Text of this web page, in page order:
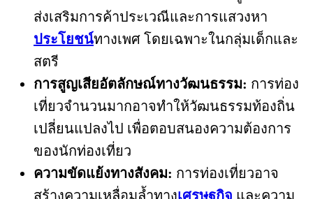
ส่งเสริมการค้าประเวณีและการแสวงหา
ประโยชน์ทางเพศ โดยเฉพาะในกลุ่มเด็กและ
สตรี
การสูญเสียอัตลักษณ์ทางวัฒนธรรม: การท่อง
เที่ยวจำนวนมากอาจทำให้วัฒนธรรมท้องถิ่น
เปลี่ยนแปลงไป เพื่อตอบสนองความต้องการ
ของนักท่องเที่ยว
ความขัดแย้งทางสังคม: การท่องเที่ยวอาจ
สร้างความเหลื่อมล้ำทางเศรษฐกิจ และความ